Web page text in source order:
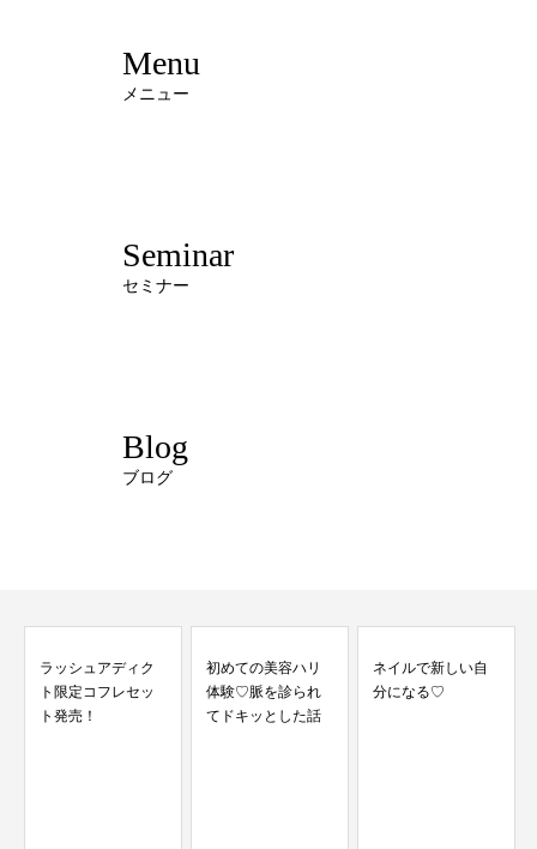
Menu
メニュー
Seminar
セミナー
Blog
ブログ
初めての美容ハリ
体験♡脈を診られ
てドキッとした話
ネイルで新しい自
分になる♡